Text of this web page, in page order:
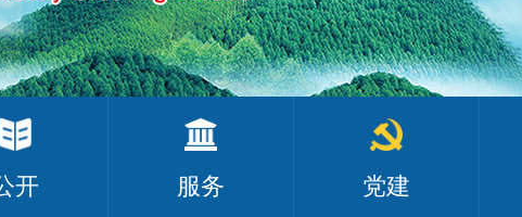
开 服务 党建